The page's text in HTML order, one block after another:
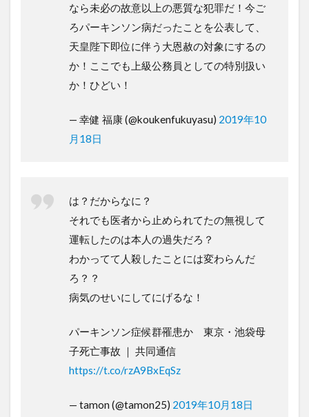
なら未必の故意以上の悪質な犯罪だ！今ご
ろパーキンソン病だったことを公表して、
天皇陛下即位に伴う大恩赦の対象にするの
か！ここでも上級公務員としての特別扱い
か！ひどい！
— 幸健 福康 (@koukenfukuyasu) 2019年10
月18日
は？だからなに？
それでも医者から止められてたの無視して
運転したのは本人の過失だろ？
わかってて人殺したことには変わらんだ
ろ？？
病気のせいにしてにげるな！
パーキンソン症候群罹患か 東京・池袋母
子死亡事故 ｜ 共同通信
https://t.co/rzA9BxEqSz
— tamon (@tamon25) 2019年10月18日